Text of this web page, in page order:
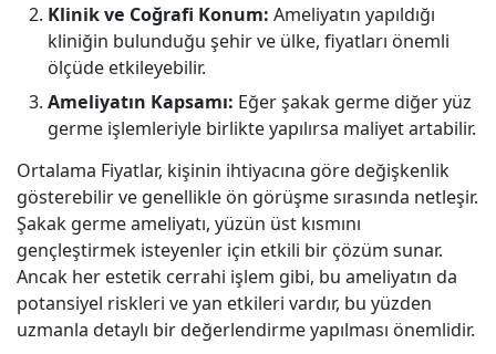
Klinik ve Coğrafi Konum: Ameliyatın yapıldığı
kliniğin bulunduğu şehir ve ülke, fiyatları önemli
ölçüde etkileyebilir.
Ameliyatın Kapsamı: Eğer şakak germe diğer yüz
germe işlemleriyle birlikte yapılırsa maliyet artabilir.
Ortalama Fiyatlar, kişinin ihtiyacına göre değişkenlik
gösterebilir ve genellikle ön görüşme sırasında netleşir.
Şakak germe ameliyatı, yüzün üst kısmını
gençleştirmek isteyenler için etkili bir çözüm sunar.
Ancak her estetik cerrahi işlem gibi, bu ameliyatın da
potansiyel riskleri ve yan etkileri vardır, bu yüzden
uzmanla detaylı bir değerlendirme yapılması önemlidir.